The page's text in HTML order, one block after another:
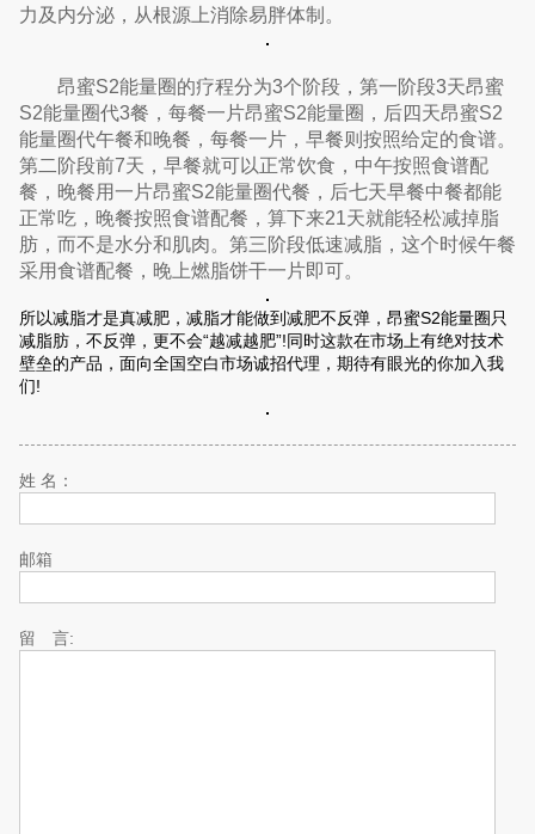
力及内分泌，从根源上消除易胖体制。
昂蜜S2能量圈的疗程分为3个阶段，第一阶段3天昂蜜
S2能量圈代3餐，每餐一片昂蜜S2能量圈，后四天昂蜜S2
能量圈代午餐和晚餐，每餐一片，早餐则按照给定的食谱。
第二阶段前7天，早餐就可以正常饮食，中午按照食谱配
餐，晚餐用一片昂蜜S2能量圈代餐，后七天早餐中餐都能
正常吃，晚餐按照食谱配餐，算下来21天就能轻松减掉脂
肪，而不是水分和肌肉。第三阶段低速减脂，这个时候午餐
采用食谱配餐，晚上燃脂饼干一片即可。
所以减脂才是真减肥，减脂才能做到减肥不反弹，昂蜜S2能量圈只
减脂肪，不反弹，更不会“越减越肥”!同时这款在市场上有绝对技术
壁垒的产品，面向全国空白市场诚招代理，期待有眼光的你加入我
们!
姓 名：
邮箱
留 言: